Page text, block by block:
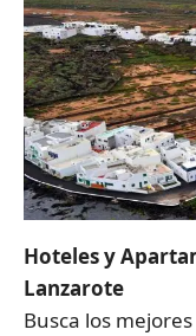
Hoteles y
Lanzarote
Busca los mejores